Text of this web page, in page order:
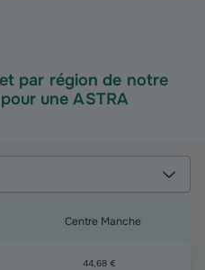
par région de notre
une ASTRA
Centre Manche
44,68 €